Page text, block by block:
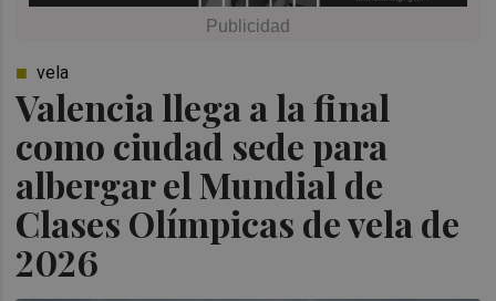
Valencia llega a la final
como ciudad sede para
albergar el Mundial de
Clases Olímpicas de vela de
2026
vela